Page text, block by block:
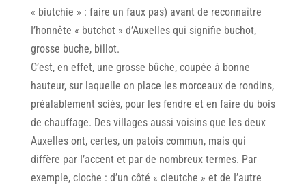
« biutchie » : faire un faux pas) avant de reconnaître
I’honnête « butchot » d’Auxelles qui signifie buchot,
grosse buche, billot.
C’est, en effet, une grosse bûche, coupée à bonne
hauteur, sur laquelle on place les morceaux de rondins,
préalablement sciés, pour les fendre et en faire du bois
de chauffage. Des villages aussi voisins que les deux
Auxelles ont, certes, un patois commun, mais qui
diffère par I’accent et par de nombreux termes. Par
exemple, cloche : d’un côté « cieutche » et de I’autre